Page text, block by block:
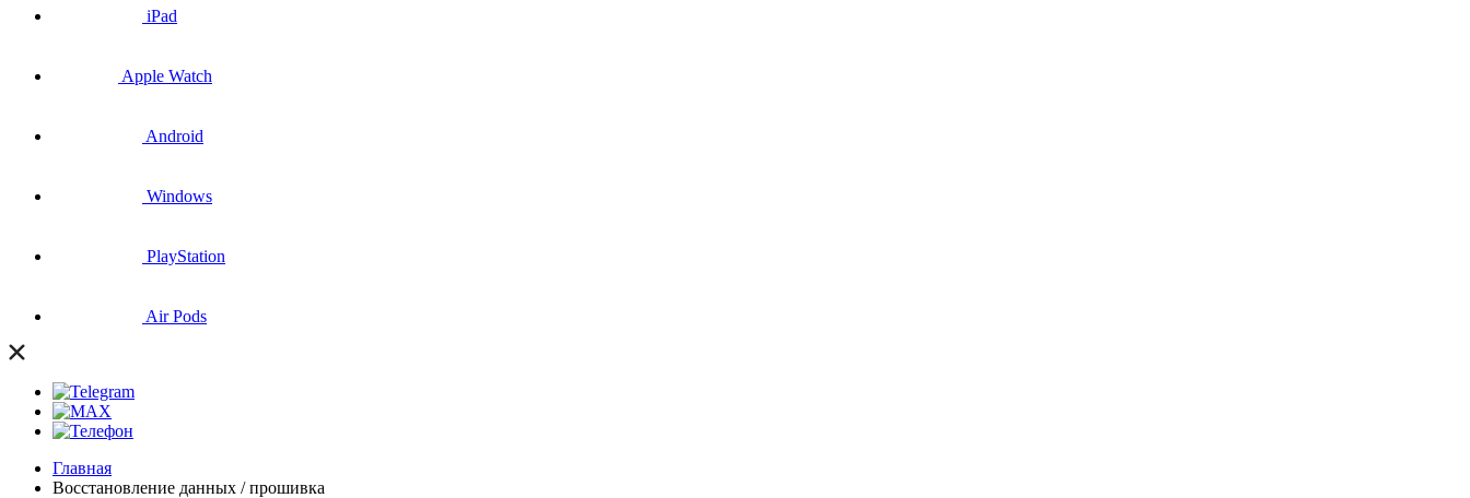
iPad
Apple Watch
Android
Windows
PlayStation
Air Pods
Главная
Восстановление данных / прошивка